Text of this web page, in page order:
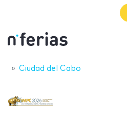
Ciudad del Cabo